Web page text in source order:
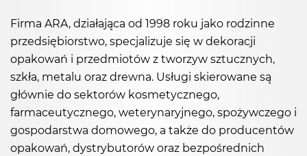
Firma ARA, działająca od 1998 roku jako rodzinne
przedsiębiorstwo, specjalizuje się w dekoracji
opakowań i przedmiotów z tworzyw sztucznych,
szkła, metalu oraz drewna. Usługi skierowane są
głównie do sektorów kosmetycznego,
farmaceutycznego, weterynaryjnego, spożywczego i
gospodarstwa domowego, a także do producentów
opakowań, dystrybutorów oraz bezpośrednich